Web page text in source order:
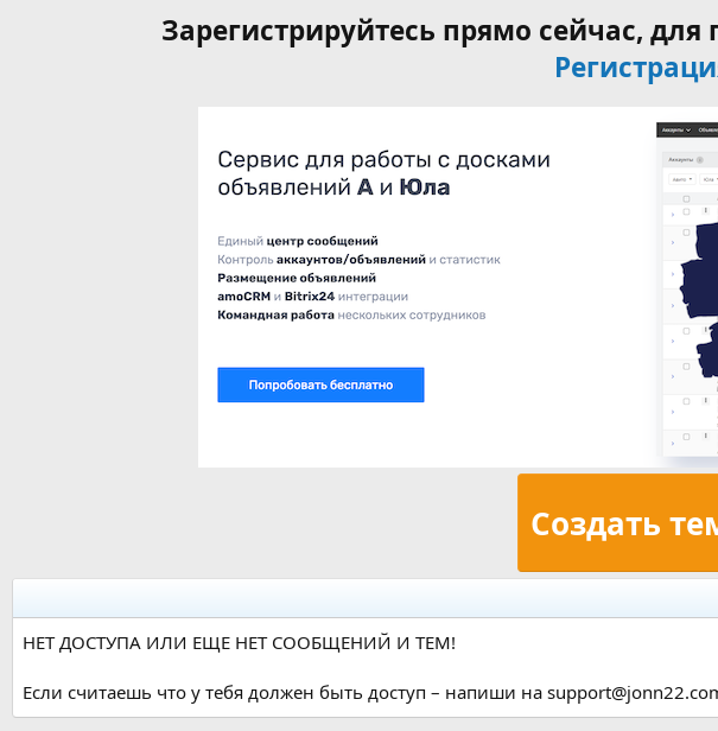
Зарегистрируйтесь прямо сейчас,
Создать
НЕТ ДОСТУПА ИЛИ ЕЩЕ НЕТ СООБЩЕНИЙ И ТЕМ!
Если считаешь что у тебя должен быть доступ – напиши на